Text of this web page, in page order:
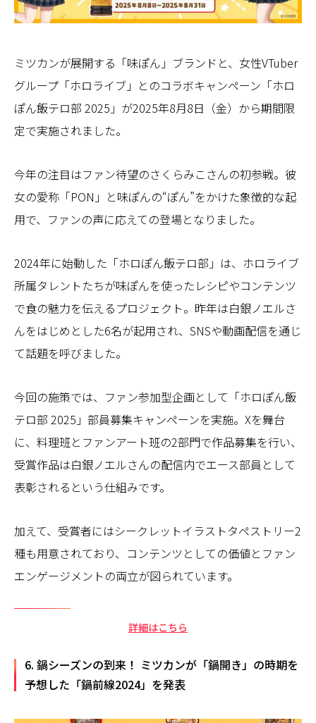
ミツカンが展開する「味ぽん」ブランドと、女性VTuber
グループ「ホロライブ」とのコラボキャンペーン「ホロ
ぽん飯テロ部 2025」が2025年8月8日（金）から期間限
定で実施されました。
今年の注目はファン待望のさくらみこさんの初参戦。彼
女の愛称「PON」と味ぽんの“ぽん”をかけた象徴的な起
用で、ファンの声に応えての登場となりました。
2024年に始動した「ホロぽん飯テロ部」は、ホロライブ
所属タレントたちが味ぽんを使ったレシピやコンテンツ
で食の魅力を伝えるプロジェクト。昨年は白銀ノエルさ
んをはじめとした6名が起用され、SNSや動画配信を通じ
て話題を呼びました。
今回の施策では、ファン参加型企画として「ホロぽん飯
テロ部 2025」部員募集キャンペーンを実施。Xを舞台
に、料理班とファンアート班の2部門で作品募集を行い、
受賞作品は白銀ノエルさんの配信内でエース部員として
表彰されるという仕組みです。
加えて、受賞者にはシークレットイラストタペストリー2
種も用意されており、コンテンツとしての価値とファン
エンゲージメントの両立が図られています。
詳細はこちら
6. 鍋シーズンの到来！ ミツカンが「鍋開き」の時期を
予想した「鍋前線2024」を発表